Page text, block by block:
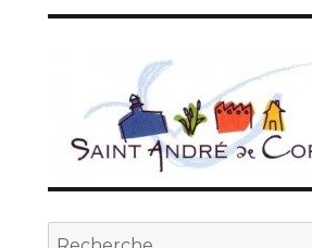
Recherche